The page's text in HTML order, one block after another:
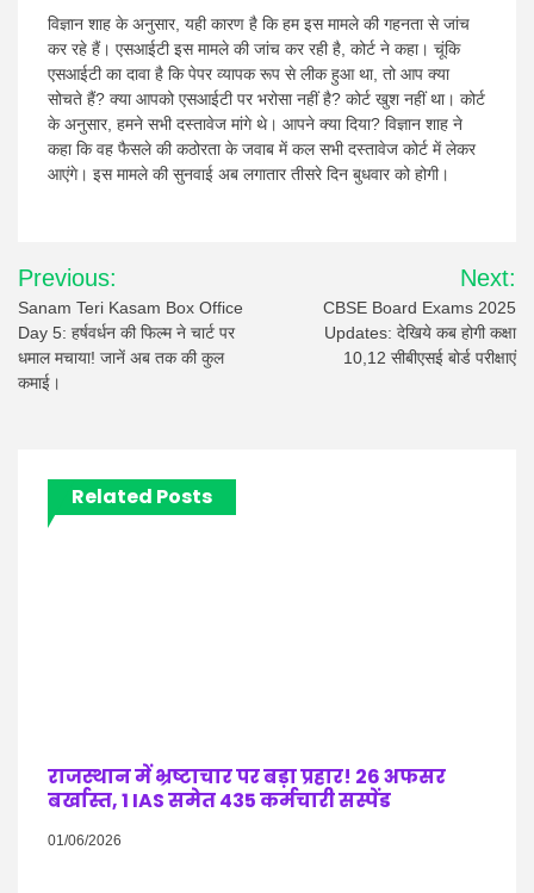
विज्ञान शाह के अनुसार, यही कारण है कि हम इस मामले की गहनता से जांच
कर रहे हैं। एसआईटी इस मामले की जांच कर रही है, कोर्ट ने कहा। चूंकि
एसआईटी का दावा है कि पेपर व्यापक रूप से लीक हुआ था, तो आप क्या
सोचते हैं? क्या आपको एसआईटी पर भरोसा नहीं है? कोर्ट खुश नहीं था। कोर्ट
के अनुसार, हमने सभी दस्तावेज मांगे थे। आपने क्या दिया? विज्ञान शाह ने
कहा कि वह फैसले की कठोरता के जवाब में कल सभी दस्तावेज कोर्ट में लेकर
आएंगे। इस मामले की सुनवाई अब लगातार तीसरे दिन बुधवार को होगी।
Post
navigation
Previous:
Sanam Teri Kasam Box Office
Day 5: हर्षवर्धन की फिल्म ने चार्ट पर
धमाल मचाया! जानें अब तक की कुल
कमाई।
Next:
CBSE Board Exams 2025
Updates: देखिये कब होगी कक्षा
10,12 सीबीएसई बोर्ड परीक्षाएं
Related Posts
राजस्थान में भ्रष्टाचार पर बड़ा प्रहार! 26 अफसर
बर्खास्त, 1 IAS समेत 435 कर्मचारी सस्पेंड
01/06/2026